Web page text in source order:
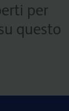
per
questo